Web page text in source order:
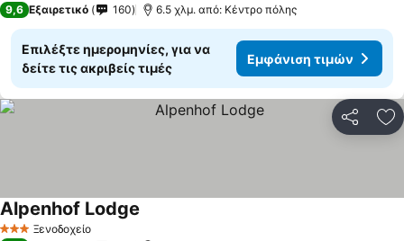
9,6 Εξαιρετικό 160 6.5 χλμ. από: Κέντρο πόλης
Επιλέξτε ημερομηνίες, για να
δείτε τις ακριβείς τιμές
Εμφάνιση τιμών
3 ΑστέριαΞενοδοχείο
Alpenhof Lodge